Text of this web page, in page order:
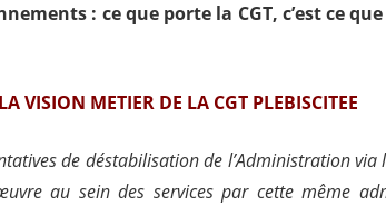
: ce que porte la CGT, c’est ce
LA VISION METIER DE LA CGT PLEBISCITEE
de déstabilisation de l’Administration
au sein des services par cette même